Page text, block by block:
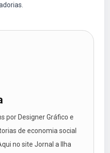
por Designer Gráfico e
de economia social
no site Jornal a Ilha